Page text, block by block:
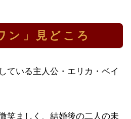
ン」見どころ
ている主人公・エリカ・ベイ
笑ましく、結婚後の二人の未